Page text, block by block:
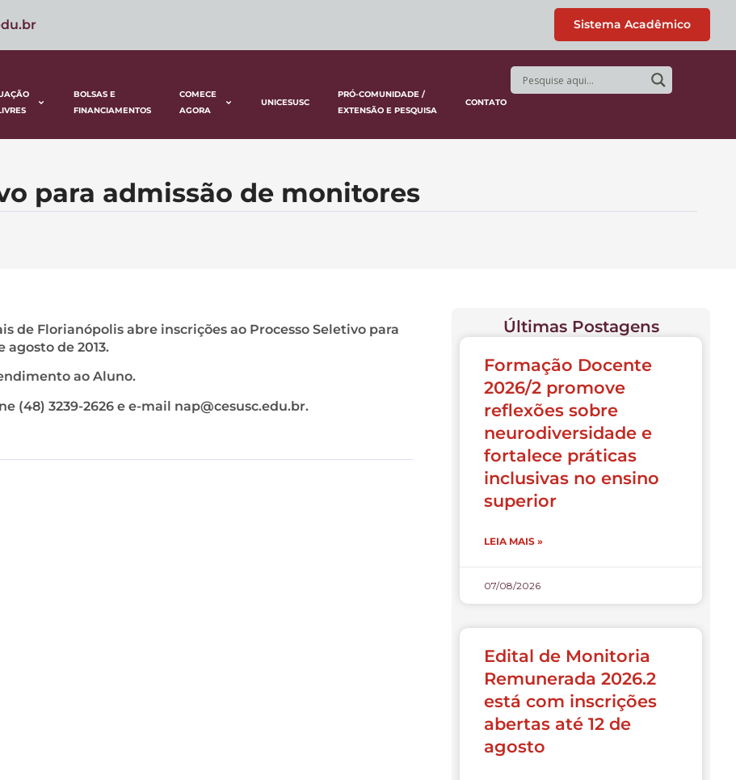
Sistema Acadêmico
BOLSAS E
FINANCIAMENTOS
COMECE
AGORA
UNICESUSC
PRÓ-COMUNIDADE /
EXTENSÃO E PESQUISA
CONTATO
para admissão de monitores
de Florianópolis abre inscrições ao Processo Seletivo para
agosto de 2013.
ao Aluno.
(48) 3239-2626 e e-mail nap@cesusc.edu.br.
Últimas Postagens
Formação Docente
2026/2 promove
reflexões sobre
neurodiversidade e
fortalece práticas
inclusivas no ensino
superior
LEIA MAIS »
07/08/2026
Edital de Monitoria
Remunerada 2026.2
está com inscrições
abertas até 12 de
agosto